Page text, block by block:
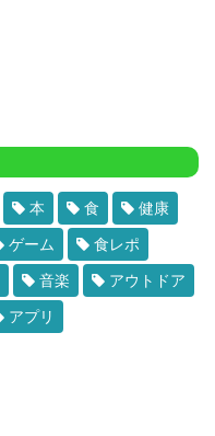
本 食 健康
ゲーム 食レポ
音楽 アウトドア
アプリ